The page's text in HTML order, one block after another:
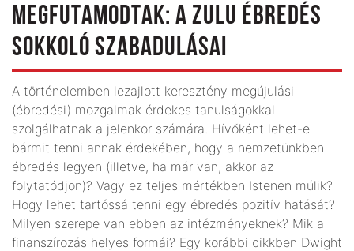
MEGFUTAMODTAK: A ZULU ÉBREDÉS
SOKKOLÓ SZABADULÁSAI
A történelemben lezajlott keresztény megújulási
(ébredési) mozgalmak érdekes tanulságokkal
szolgálhatnak a jelenkor számára. Hívőként lehet-e
bármit tenni annak érdekében, hogy a nemzetünkben
ébredés legyen (illetve, ha már van, akkor az
folytatódjon)? Vagy ez teljes mértékben Istenen múlik?
Hogy lehet tartóssá tenni egy ébredés pozitív hatását?
Milyen szerepe van ebben az intézményeknek? Mik a
finanszírozás helyes formái? Egy korábbi cikkben Dwight